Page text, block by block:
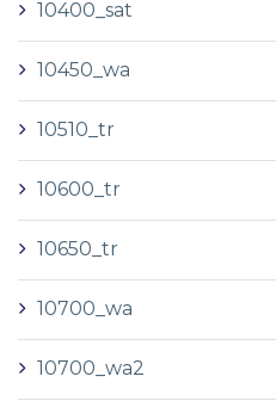
10400_sat
10450_wa
10510_tr
10600_tr
10650_tr
10700_wa
10700_wa2